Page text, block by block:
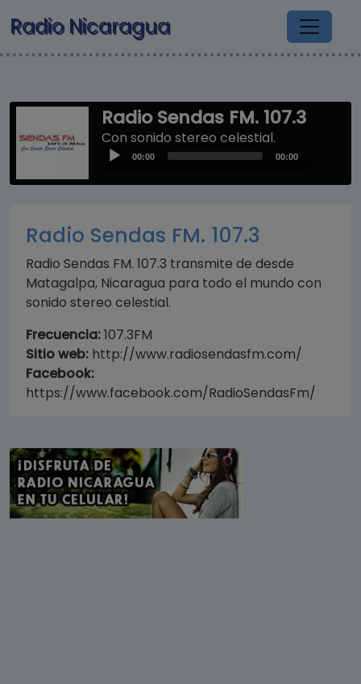
Pasar al contenido principal
Radio Nicaragua
Radio Sendas FM. 107.3
Con sonido stereo celestial.
Audio00:00 00:00
Radio Sendas FM. 107.3
Radio Sendas FM. 107.3 transmite de desde
Matagalpa, Nicaragua para todo el mundo con
sonido stereo celestial.
Frecuencia:107.3FM
Sitio web: http://www.radiosendasfm.com/
Facebook:
https://www.facebook.com/RadioSendasFm/